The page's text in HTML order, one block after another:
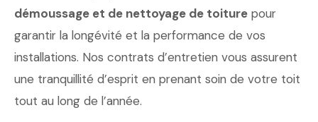
démoussage et de nettoyage de toiture pour
garantir la longévité et la performance de vos
installations. Nos contrats d’entretien vous assurent
une tranquillité d’esprit en prenant soin de votre toit
tout au long de l’année.